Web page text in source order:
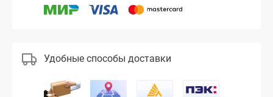
Удобные способы доставки